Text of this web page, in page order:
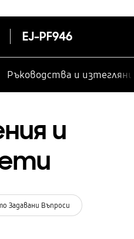
EJ-PF946
Ръководства и
и
Задавани Въпроси